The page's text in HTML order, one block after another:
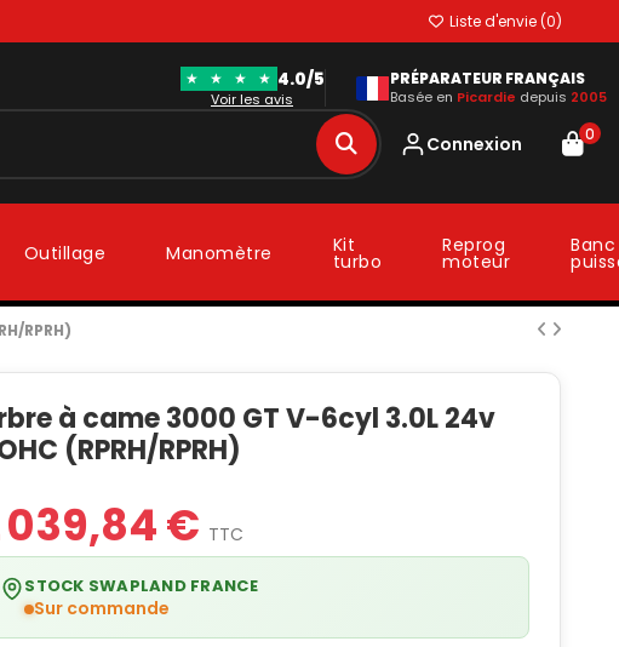
Liste d'envie (0)
★ ★ ★ ★ 4.0/5
Voir les avis
PRÉPARATEUR FRANÇAIS
Basée en Picardie depuis 2005
Connexion 0
Outillage Manomètre Kit
turbo
Reprog
moteur
RPRH)
à came 3000 GT V-6cyl 3.0L 24v
(RPRH/RPRH)
039,84 € TTC
STOCK SWAPLAND FRANCE
Sur commande